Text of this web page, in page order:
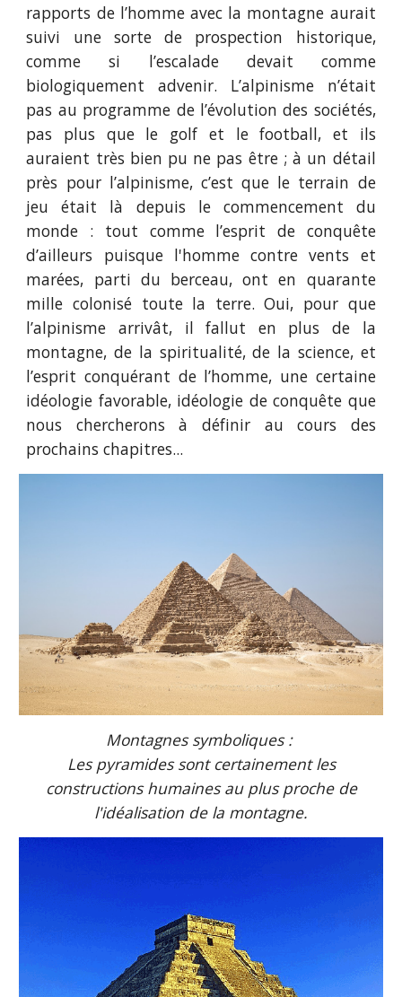
rapports de l’homme avec la montagne aurait
suivi une sorte de prospection historique,
comme si l’escalade devait comme
biologiquement advenir. L’alpinisme n’était
pas au programme de l’évolution des sociétés,
pas plus que le golf et le football, et ils
auraient très bien pu ne pas être ; à un détail
près pour l’alpinisme, c’est que le terrain de
jeu était là depuis le commencement du
monde : tout comme l’esprit de conquête
d’ailleurs puisque l'homme contre vents et
marées, parti du berceau, ont en quarante
mille colonisé toute la terre. Oui, pour que
l’alpinisme arrivât, il fallut en plus de la
montagne, de la spiritualité, de la science, et
l’esprit conquérant de l’homme, une certaine
idéologie favorable, idéologie de conquête que
nous chercherons à définir au cours des
prochains chapitres...
Montagnes symboliques :
Les pyramides sont certainement les
constructions humaines au plus proche de
l'idéalisation de la montagne.